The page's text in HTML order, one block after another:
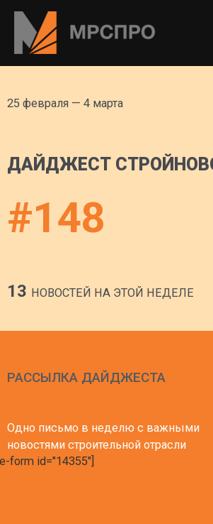
25 февраля — 4 марта
ДАЙДЖЕСТ
#148
13 НОВОСТЕЙ НА ЭТОЙ НЕДЕЛЕ
РАССЫЛКА ДАЙДЖЕСТА
Одно письмо в неделю с важными
новостями строительной отрасли
form id="14355"]